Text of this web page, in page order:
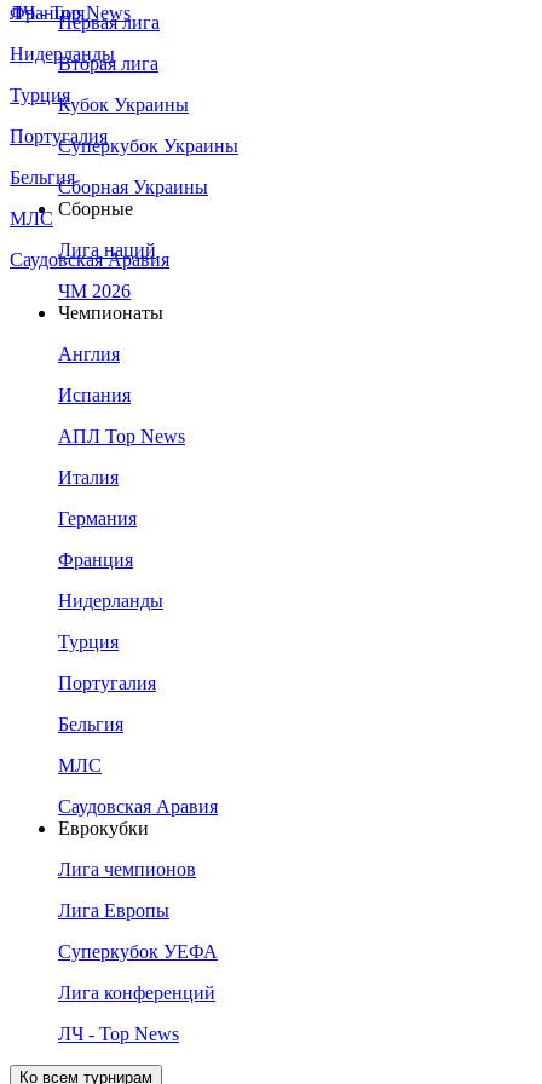
Франция
Нидерланды
Турция
Португалия
Бельгия
МЛС
Саудовская Аравия
ЛЧ - Top News
Первая лига
Вторая лига
Кубок Украины
Суперкубок Украины
Сборная Украины
Сборные
Лига наций
ЧМ 2026
Чемпионаты
Англия
Испания
АПЛ Top News
Италия
Германия
Франция
Нидерланды
Турция
Португалия
Бельгия
МЛС
Саудовская Аравия
Еврокубки
Лига чемпионов
Лига Европы
Суперкубок УЕФА
Лига конференций
ЛЧ - Top News
Ко всем турнирам